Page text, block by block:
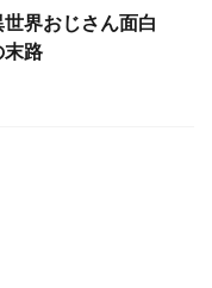
界おじさん面白
路